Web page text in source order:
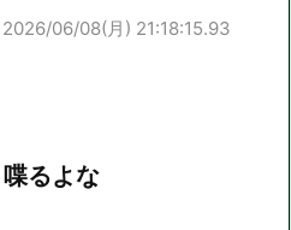
2026/06/08(月) 21:18:15.93
るよな